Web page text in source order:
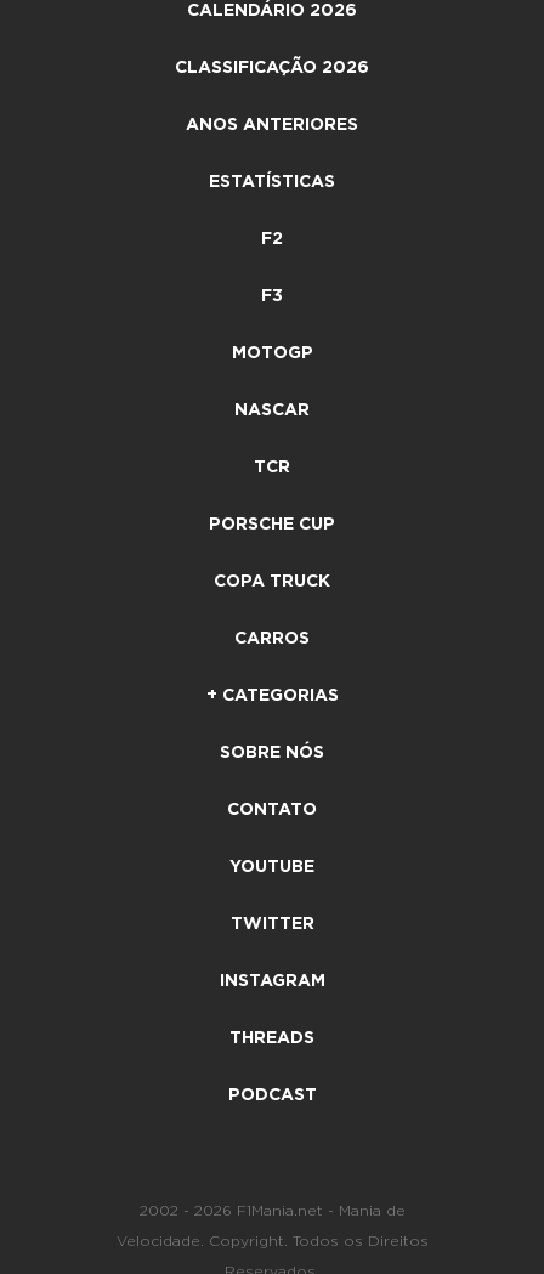
CALENDÁRIO 2026
CLASSIFICAÇÃO 2026
ANOS ANTERIORES
ESTATÍSTICAS
F2
F3
MOTOGP
NASCAR
TCR
PORSCHE CUP
COPA TRUCK
CARROS
+ CATEGORIAS
SOBRE NÓS
CONTATO
YOUTUBE
TWITTER
INSTAGRAM
THREADS
PODCAST
2002 - 2026 F1Mania.net - Mania de
Velocidade. Copyright. Todos os Direitos